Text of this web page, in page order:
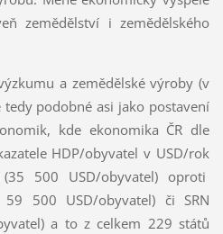
zemědělství i zemědělského
a zemědělské výroby (v
podobné asi jako postavení
kde ekonomika ČR dle
HDP/obyvatel v USD/rok
500 USD/obyvatel) oproti
500 USD/obyvatel) či SRN
a to z celkem 229 států